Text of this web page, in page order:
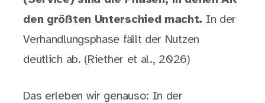
den größten Unterschied macht. In der
Verhandlungsphase fällt der Nutzen
deutlich ab. (Riether et al., 2026)
Das erleben wir genauso: In der